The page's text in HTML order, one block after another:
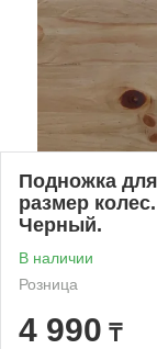
Подножка
размер
Черный.
В наличии
Розница
4 990 ₸